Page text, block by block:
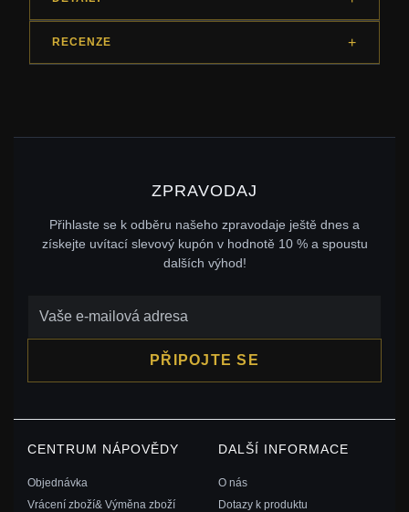
RECENZE
ZPRAVODAJ
Přihlaste se k odběru našeho zpravodaje ještě dnes a
získejte uvítací slevový kupón v hodnotě 10 % a spoustu
dalších výhod!
PŘIPOJTE SE
CENTRUM NÁPOVĚDY
Objednávka
Vrácení zboží& Výměna zboží
DALŠÍ INFORMACE
O nás
Dotazy k produktu